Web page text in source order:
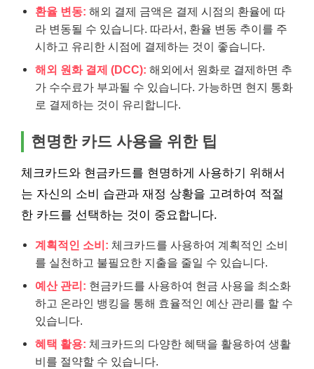
환율 변동: 해외 결제 금액은 결제 시점의 환율에 따
라 변동될 수 있습니다. 따라서, 환율 변동 추이를 주
시하고 유리한 시점에 결제하는 것이 좋습니다.
해외 원화 결제 (DCC): 해외에서 원화로 결제하면 추
가 수수료가 부과될 수 있습니다. 가능하면 현지 통화
로 결제하는 것이 유리합니다.
현명한 카드 사용을 위한 팁
체크카드와 현금카드를 현명하게 사용하기 위해서
는 자신의 소비 습관과 재정 상황을 고려하여 적절
한 카드를 선택하는 것이 중요합니다.
계획적인 소비: 체크카드를 사용하여 계획적인 소비
를 실천하고 불필요한 지출을 줄일 수 있습니다.
예산 관리: 현금카드를 사용하여 현금 사용을 최소화
하고 온라인 뱅킹을 통해 효율적인 예산 관리를 할 수
있습니다.
혜택 활용: 체크카드의 다양한 혜택을 활용하여 생활
비를 절약할 수 있습니다.